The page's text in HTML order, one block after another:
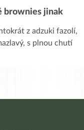
brownies jinak
z adzuki fazolí,
s plnou chutí